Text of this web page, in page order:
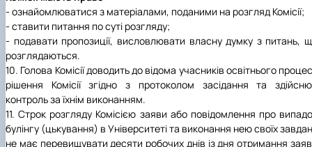
- ознайомлюватися з матеріалами, поданими на розгляд Комісії;
- ставити питання по суті розгляду;
- подавати пропозиції, висловлювати власну думку з питань,
розглядаються.
10. Голова Комісії доводить до відома учасників освітнього
рішення Комісії згідно з протоколом засідання та
контроль за їхнім виконанням.
11. Строк розгляду Комісією заяви або повідомлення про
булінгу (цькування) в Університеті та виконання нею своїх
не має перевищувати десяти робочих днів із дня отримання